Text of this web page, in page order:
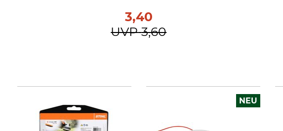
3,40
UVP 3,60
NEU